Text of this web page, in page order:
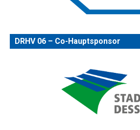
DRHV 06 – Co-Hauptsponsor